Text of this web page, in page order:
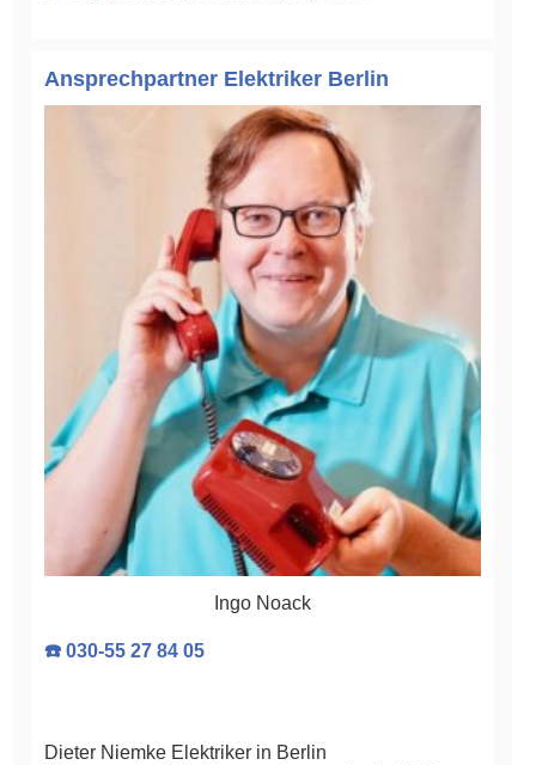
Ansprechpartner Elektriker Berlin
Ingo Noack
☎️ 030-55 27 84 05
Dieter Niemke Elektriker in Berlin